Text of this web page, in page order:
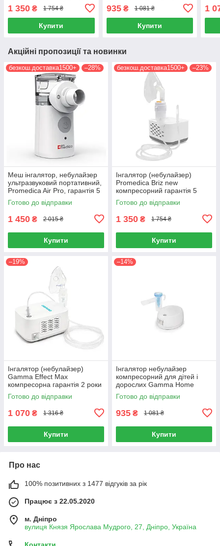
1 350 ₴ 1 754 ₴
Купити
935₴ 1 081 ₴
Купити
1
Акційні пропозиції та новинки
безкош.доставка1500+ –28%
Меш інгалятор, небулайзер
ультразвуковий портативний,
Promedica Air Pro, гарантія 5
років
Готово до відправки
1 450 ₴ 2 015 ₴
Купити
безкош.доставка1500+ –23%
Інгалятор (небулайзер)
Promedica Briz new
компресорний гарантія 5
років
Готово до відправки
1 350 ₴ 1 754 ₴
Купити
–19%
Інгалятор (небулайзер)
Gamma Effect Max
компресорна гарантія 2 роки
Готово до відправки
1 070 ₴ 1 316 ₴
Купити
–14%
Інгалятор небулайзер
компресорний для дітей і
дорослих Gamma Home
гарантія 2 роки
Готово до відправки
935 ₴ 1 081 ₴
Купити
Про нас
100% позитивних з 1477 відгуків за рік
Працює з 22.05.2020
м. Дніпро
вулиця Князя Ярослава Мудрого, 27, Дніпро, Україна